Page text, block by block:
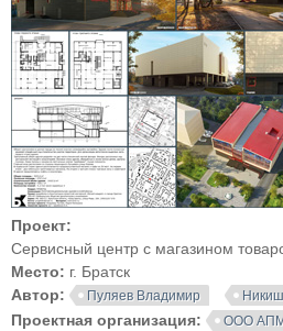
Проект:
Сервисный центр с магазином
Место: г. Братск
Автор:
Пуляев Владимир
Проектная организация: ООО АПМ